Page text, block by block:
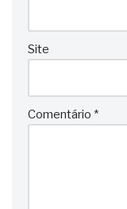
Site
Comentário *